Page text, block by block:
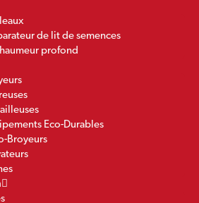
de lit de semences
profond
Eco-Durables
Broyeurs